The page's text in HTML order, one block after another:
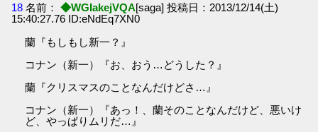
18 名前： ◆WGIakejVQA[saga] 投稿日：2013/12/14(土)
15:40:27.76 ID:eNdEq7XN0
蘭『もしもし新一？』
コナン（新一）『お、おう…どうした？』
蘭『クリスマスのことなんだけどさ…』
コナン（新一）『あっ！、蘭そのことなんだけど、悪いけ
ど、やっぱりムリだ…』